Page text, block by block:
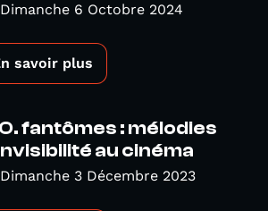
Dimanche 6 Octobre 2024
savoir plus
fantômes : mélodies
au cinéma
Dimanche 3 Décembre 2023